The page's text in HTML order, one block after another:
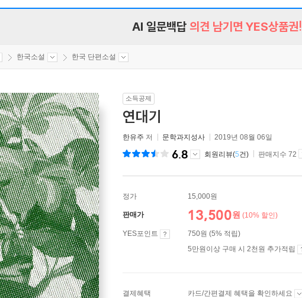
AI 일문백답 의견 남기면 YES상품권!
한국소설 한국 단편소설
소득공제
연대기
한유주 저 문학과지성사 2019년 08월 06일
6.8 회원리뷰(5건) 판매지수 72
정가 15,000원
판매가 13,500원 (10% 할인)
YES포인트
750원 (5% 적립)
5만원이상 구매 시 2천원 추가적립
결제혜택 카드/간편결제 혜택을 확인하세요